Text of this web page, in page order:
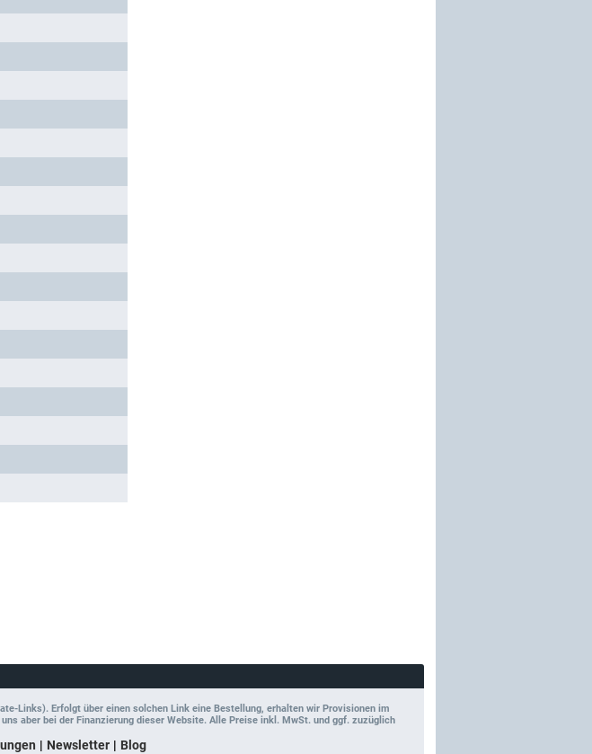
Links). Erfolgt über einen solchen Link eine Bestellung, erhalten wir Provisionen im
aber bei der Finanzierung dieser Website. Alle Preise inkl. MwSt. und ggf. zuzüglich
Newsletter Blog